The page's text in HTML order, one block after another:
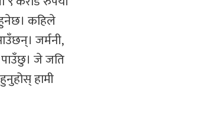
कहिले
जर्मनी,
जे जति
हामी